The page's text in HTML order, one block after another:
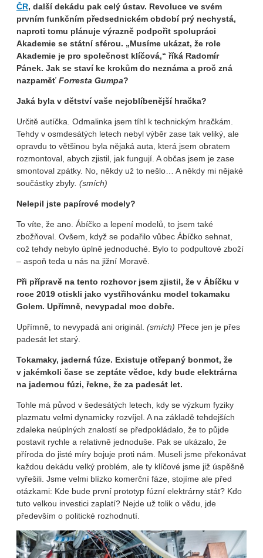
ČR, další dekádu pak celý ústav. Revoluce ve svém
prvním funkčním předsednickém období prý nechystá,
naproti tomu plánuje výrazně podpořit spolupráci
Akademie se státní sférou. „Musíme ukázat, že role
Akademie je pro společnost klíčová,“ říká Radomír
Pánek. Jak se staví ke krokům do neznáma a proč zná
nazpaměť Forresta Gumpa?
Jaká byla v dětství vaše nejoblíbenější hračka?
Určitě autíčka. Odmalinka jsem tíhl k technickým hračkám.
Tehdy v osmdesátých letech nebyl výběr zase tak veliký, ale
opravdu to většinou byla nějaká auta, která jsem obratem
rozmontoval, abych zjistil, jak fungují. A občas jsem je zase
smontoval zpátky. No, někdy už to nešlo… A někdy mi nějaké
součástky zbyly. (smích)
Nelepil jste papírové modely?
To víte, že ano. Ábíčko a lepení modelů, to jsem také
zbožňoval. Ovšem, když se podařilo vůbec Ábíčko sehnat,
což tehdy nebylo úplně jednoduché. Bylo to podpultové zboží
– aspoň teda u nás na jižní Moravě.
Při přípravě na tento rozhovor jsem zjistil, že v Ábíčku v
roce 2019 otiskli jako vystřihovánku model tokamaku
Golem. Upřímně, nevypadal moc dobře.
Upřímně, to nevypadá ani originál. (smích) Přece jen je přes
padesát let starý.
Tokamaky, jaderná fúze. Existuje otřepaný bonmot, že
v jakémkoli čase se zeptáte vědce, kdy bude elektrárna
na jadernou fúzi, řekne, že za padesát let.
Tohle má původ v šedesátých letech, kdy se výzkum fyziky
plazmatu velmi dynamicky rozvíjel. A na základě tehdejších
zdaleka neúplných znalostí se předpokládalo, že to půjde
postavit rychle a relativně jednoduše. Pak se ukázalo, že
příroda do jisté míry bojuje proti nám. Museli jsme překonávat
každou dekádu velký problém, ale ty klíčové jsme již úspěšně
vyřešili. Jsme velmi blízko komerční fáze, stojíme ale před
otázkami: Kde bude první prototyp fúzní elektrárny stát? Kdo
tuto velkou investici zaplatí? Nejde už tolik o vědu, jde
především o politické rozhodnutí.